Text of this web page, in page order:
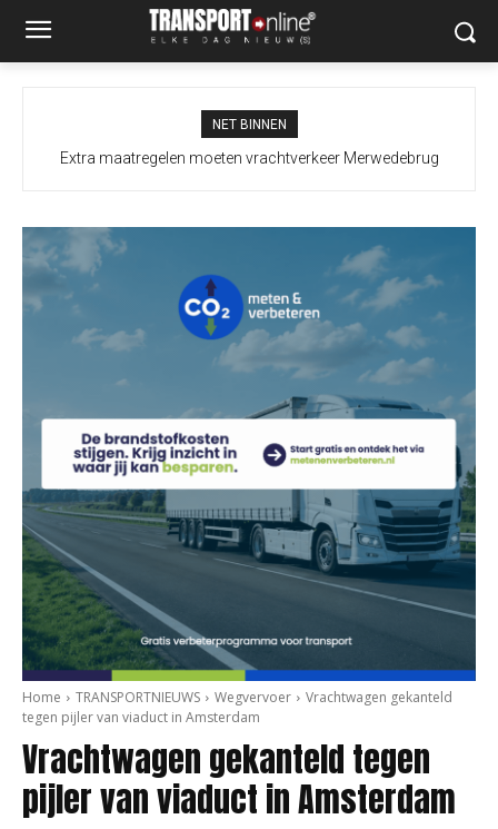
NET BINNEN
Extra maatregelen moeten vrachtverkeer Merwedebrug
Home TRANSPORTNIEUWS Wegvervoer
Vrachtwagen gekanteld
tegen pijler van viaduct in Amsterdam
Vrachtwagen gekanteld tegen
pijler van viaduct in Amsterdam